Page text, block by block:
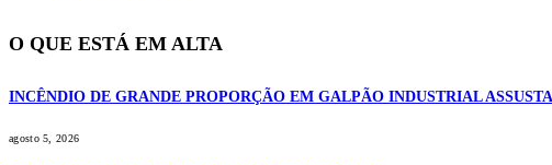
O QUE ESTÁ EM ALTA
INCÊNDIO DE GRANDE PROPORÇÃO EM GALPÃO INDUSTRIAL
agosto 5, 2026